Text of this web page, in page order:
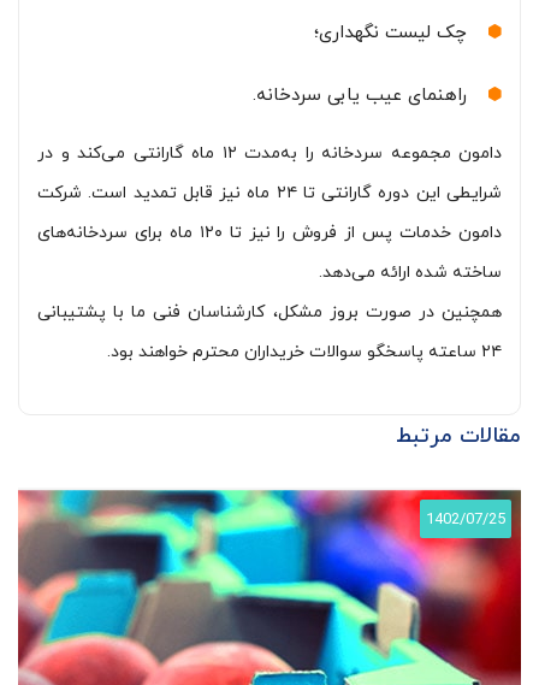
چک لیست نگهداری؛
راهنمای عیب یابی سردخانه.
دامون مجموعه سردخانه را به‌مدت ۱۲ ماه گارانتی می‌کند و در
شرایطی این دوره گارانتی تا ۲۴ ماه نیز قابل تمدید است. شرکت
دامون خدمات پس از فروش را نیز تا ۱۲۰ ماه برای سردخانه‌های
ساخته شده ارائه می‌دهد.
همچنین در صورت بروز مشکل، کارشناسان فنی ما با پشتیبانی
۲۴ ساعته پاسخگو سوالات خریداران محترم خواهند بود.
مقالات مرتبط
1402/07/25